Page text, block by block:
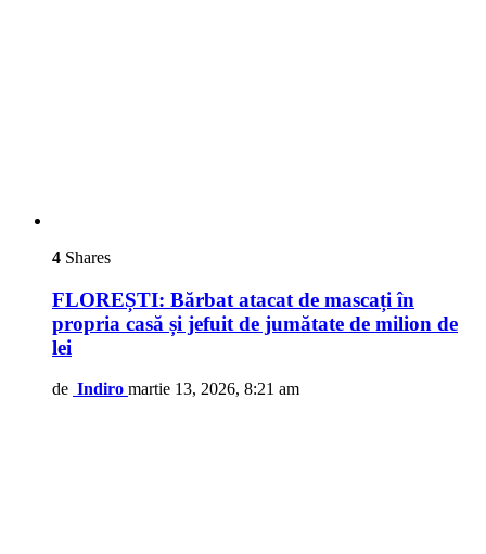
4 Shares
FLOREȘTI: Bărbat atacat de mascați în
propria casă și jefuit de jumătate de milion de
lei
de Indiro martie 13, 2026, 8:21 am